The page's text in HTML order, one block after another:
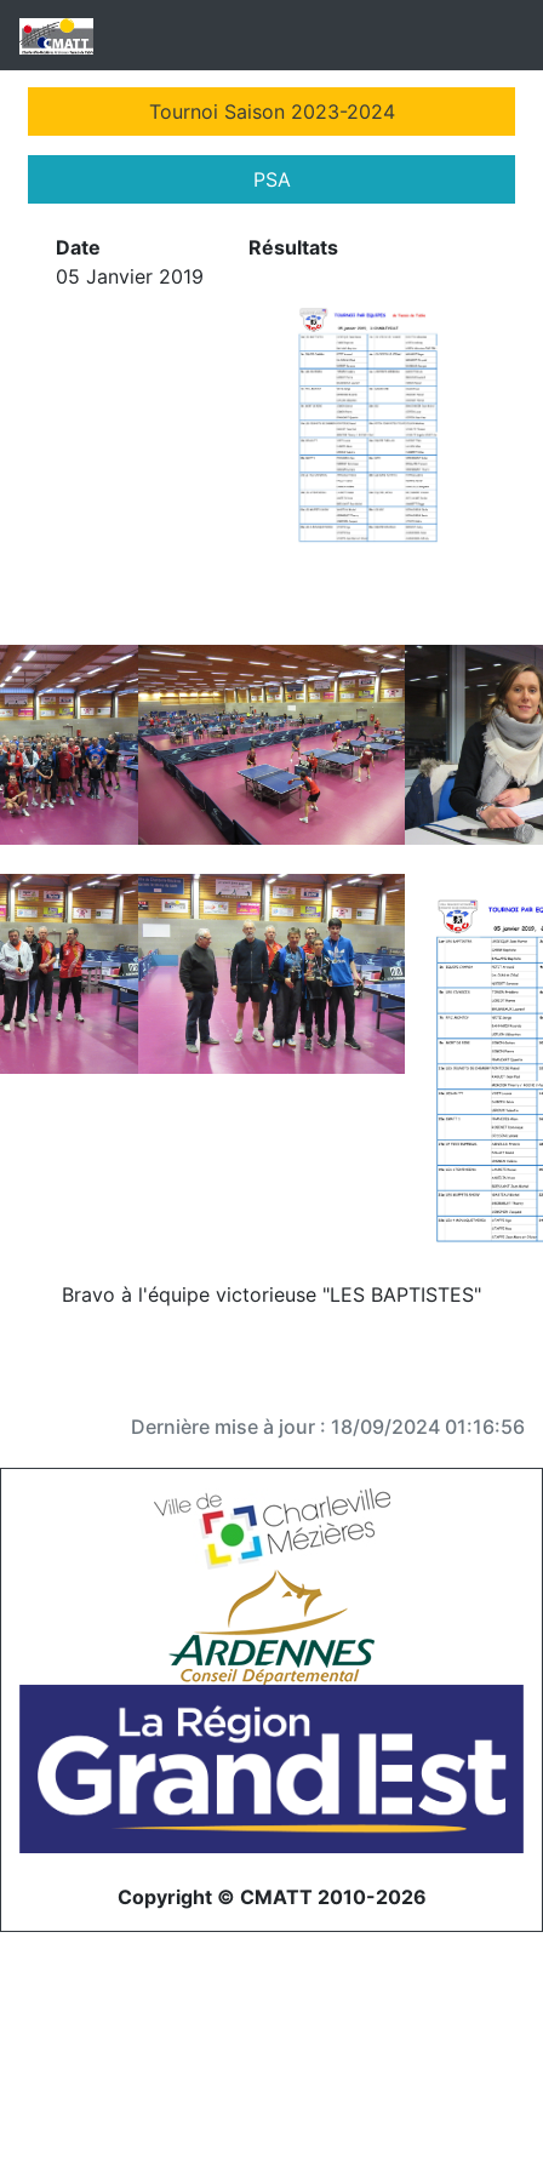
Tournoi Saison 2023-2024
PSA
Date
05 Janvier 2019
Résultats
Bravo à l'équipe victorieuse "LES BAPTISTES"
Dernière mise à jour : 18/09/2024 01:16:56
Copyright © CMATT 2010-2026